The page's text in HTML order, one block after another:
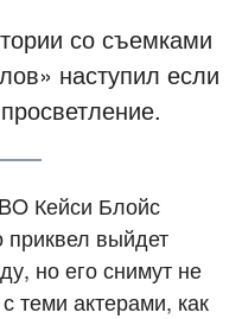
со съемками
наступил если
Кейси Блойс
выйдет
но его снимут не
теми актерами, как